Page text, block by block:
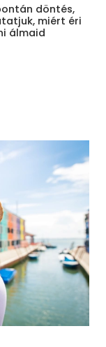
döntés,
miért éri
álmaid